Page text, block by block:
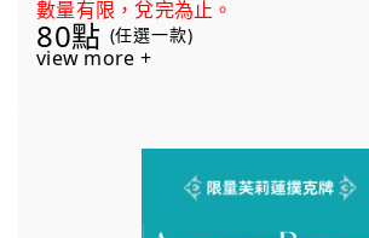
數量有限，兌完為止。
80點 (任選一款)
view more +